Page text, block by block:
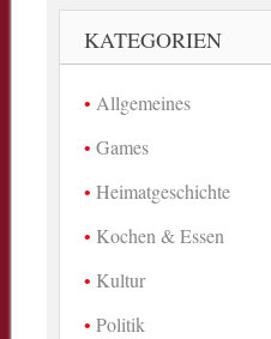
KATEGORIEN
Allgemeines
Games
Heimatgeschichte
Kochen & Essen
Kultur
Politik